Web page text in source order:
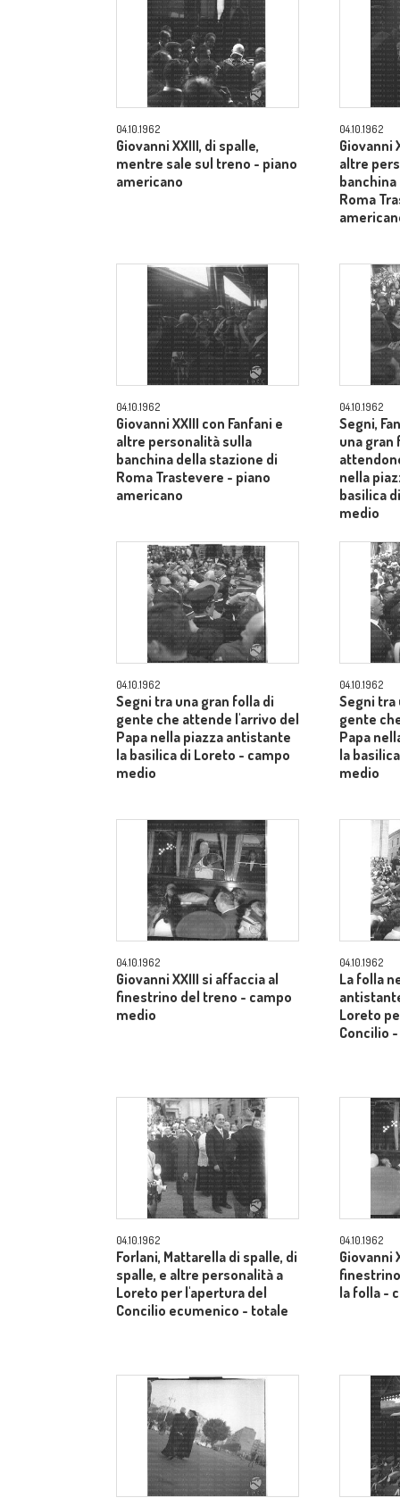
04.10.1962
Giovanni XXIII, di spalle,
mentre sale sul treno - piano
americano
04.10.1962
Giovanni
altre
Roma
04.10.1962
Giovanni XXIII con Fanfani e
altre personalità sulla
banchina della stazione di
Roma Trastevere - piano
americano
04.10.1962
Segni,
una gran
nella
basilica
medio
04.10.1962
Segni tra una gran folla di
gente che attende l'arrivo del
Papa nella piazza antistante
la basilica di Loreto - campo
medio
04.10.1962
Segni tra
gente
Papa
la
medio
04.10.1962
Giovanni XXIII si affaccia al
finestrino del treno - campo
medio
04.10.1962
La folla
Loreto
Concilio
04.10.1962
Forlani, Mattarella di spalle, di
spalle, e altre personalità a
Loreto per l'apertura del
Concilio ecumenico - totale
04.10.1962
Giovanni
la folla -